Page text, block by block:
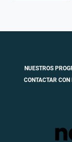
NUESTROS
CONTACTAR CON